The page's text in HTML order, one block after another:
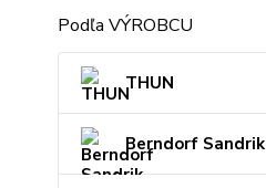
Podľa VÝROBCU
THUN
Berndorf Sandrik